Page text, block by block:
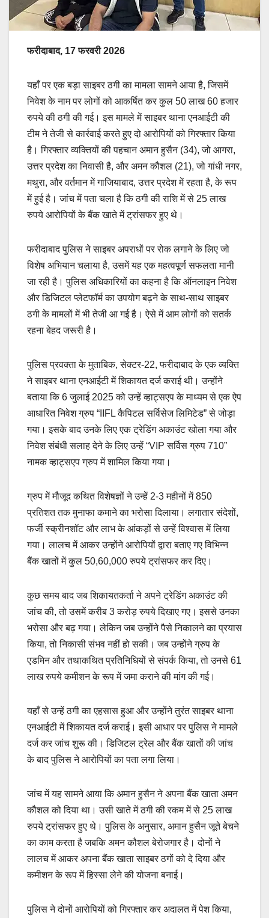
फरीदाबाद, 17 फरवरी 2026
यहाँ पर एक बड़ा साइबर ठगी का मामला सामने आया है, जिसमें
निवेश के नाम पर लोगों को आकर्षित कर कुल 50 लाख 60 हजार
रुपये की ठगी की गई। इस मामले में साइबर थाना एनआईटी की
टीम ने तेजी से कार्रवाई करते हुए दो आरोपियों को गिरफ्तार किया
है। गिरफ्तार व्यक्तियों की पहचान अमान हुसैन (34), जो आगरा,
उत्तर प्रदेश का निवासी है, और अमन कौशल (21), जो गांधी नगर,
मथुरा, और वर्तमान में गाजियाबाद, उत्तर प्रदेश में रहता है, के रूप
में हुई है। जांच में पता चला है कि ठगी की राशि में से 25 लाख
रुपये आरोपियों के बैंक खाते में ट्रांसफर हुए थे।
फरीदाबाद पुलिस ने साइबर अपराधों पर रोक लगाने के लिए जो
विशेष अभियान चलाया है, उसमें यह एक महत्वपूर्ण सफलता मानी
जा रही है। पुलिस अधिकारियों का कहना है कि ऑनलाइन निवेश
और डिजिटल प्लेटफॉर्म का उपयोग बढ़ने के साथ-साथ साइबर
ठगी के मामलों में भी तेजी आ गई है। ऐसे में आम लोगों को सतर्क
रहना बेहद जरूरी है।
पुलिस प्रवक्ता के मुताबिक, सेक्टर-22, फरीदाबाद के एक व्यक्ति
ने साइबर थाना एनआईटी में शिकायत दर्ज कराई थी। उन्होंने
बताया कि 6 जुलाई 2025 को उन्हें व्हाट्सएप के माध्यम से एक ऐप
आधारित निवेश ग्रुप “IIFL कैपिटल सर्विसेज लिमिटेड” से जोड़ा
गया। इसके बाद उनके लिए एक ट्रेडिंग अकाउंट खोला गया और
निवेश संबंधी सलाह देने के लिए उन्हें “VIP सर्विस ग्रुप 710”
नामक व्हाट्सएप ग्रुप में शामिल किया गया।
ग्रुप में मौजूद कथित विशेषज्ञों ने उन्हें 2-3 महीनों में 850
प्रतिशत तक मुनाफा कमाने का भरोसा दिलाया। लगातार संदेशों,
फर्जी स्क्रीनशॉट और लाभ के आंकड़ों से उन्हें विश्वास में लिया
गया। लालच में आकर उन्होंने आरोपियों द्वारा बताए गए विभिन्न
बैंक खातों में कुल 50,60,000 रुपये ट्रांसफर कर दिए।
कुछ समय बाद जब शिकायतकर्ता ने अपने ट्रेडिंग अकाउंट की
जांच की, तो उसमें करीब 3 करोड़ रुपये दिखाए गए। इससे उनका
भरोसा और बढ़ गया। लेकिन जब उन्होंने पैसे निकालने का प्रयास
किया, तो निकासी संभव नहीं हो सकी। जब उन्होंने ग्रुप के
एडमिन और तथाकथित प्रतिनिधियों से संपर्क किया, तो उनसे 61
लाख रुपये कमीशन के रूप में जमा कराने की मांग की गई।
यहाँ से उन्हें ठगी का एहसास हुआ और उन्होंने तुरंत साइबर थाना
एनआईटी में शिकायत दर्ज कराई। इसी आधार पर पुलिस ने मामले
दर्ज कर जांच शुरू की। डिजिटल ट्रेल और बैंक खातों की जांच
के बाद पुलिस ने आरोपियों का पता लगा लिया।
जांच में यह सामने आया कि अमान हुसैन ने अपना बैंक खाता अमन
कौशल को दिया था। उसी खाते में ठगी की रकम में से 25 लाख
रुपये ट्रांसफर हुए थे। पुलिस के अनुसार, अमान हुसैन जूते बेचने
का काम करता है जबकि अमन कौशल बेरोजगार है। दोनों ने
लालच में आकर अपना बैंक खाता साइबर ठगों को दे दिया और
कमीशन के रूप में हिस्सा लेने की योजना बनाई।
पुलिस ने दोनों आरोपियों को गिरफ्तार कर अदालत में पेश किया,